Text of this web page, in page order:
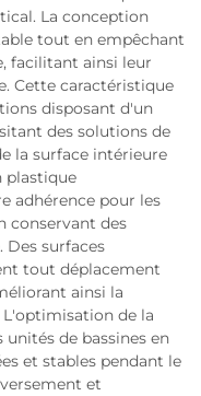
La conception
tout en empêchant
facilitant ainsi leur
Cette caractéristique
disposant d'un
des solutions de
la surface intérieure
plastique
adhérence pour les
conservant des
surfaces
tout déplacement
ainsi la
de la
de bassines en
et stables pendant le
et